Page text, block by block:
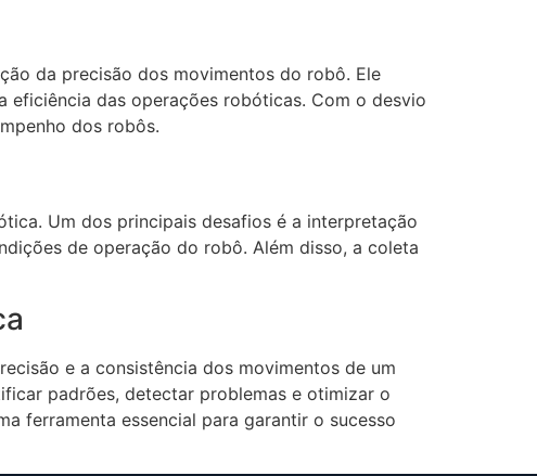
da precisão dos movimentos do robô. Ele
eficiência das operações robóticas. Com o desvio
dos robôs.
Um dos principais desafios é a interpretação
de operação do robô. Além disso, a coleta
e a consistência dos movimentos de um
padrões, detectar problemas e otimizar o
ferramenta essencial para garantir o sucesso